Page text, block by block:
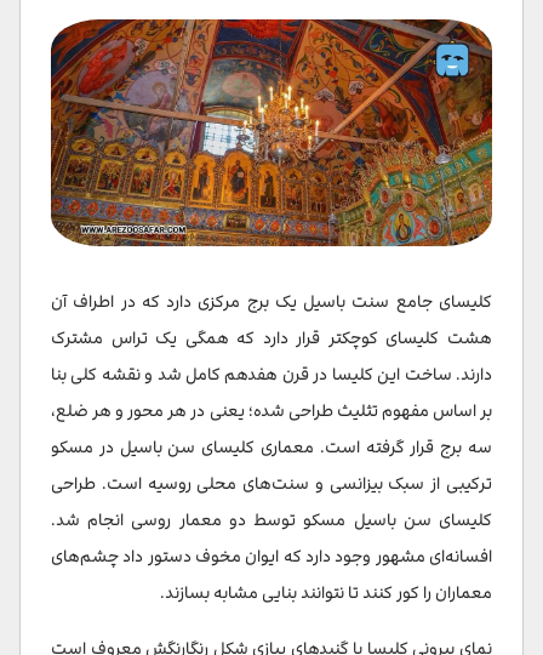
کلیسای جامع سنت باسیل یک برج مرکزی دارد که در اطراف آن
هشت کلیسای کوچکتر قرار دارد که همگی یک تراس مشترک
دارند. ساخت این کلیسا در قرن هفدهم کامل شد و نقشه کلی بنا
بر اساس مفهوم تثلیث طراحی شده؛ یعنی در هر محور و هر ضلع،
سه برج قرار گرفته است. معماری کلیسای سن باسیل در مسکو
ترکیبی از سبک بیزانسی و سنت‌های محلی روسیه است. طراحی
کلیسای سن باسیل مسکو توسط دو معمار روسی انجام شد.
افسانه‌ای مشهور وجود دارد که ایوان مخوف دستور داد چشم‌های
معماران را کور کنند تا نتوانند بنایی مشابه بسازند.
نمای بیرونی کلیسا با گنبدهای پیازی شکل رنگارنگش معروف است